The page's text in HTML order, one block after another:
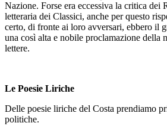
Nazione. Forse era eccessiva la critica dei
letteraria dei Classici, anche per questo
certo, di fronte ai loro avversari, ebbero il
una così alta e nobile proclamazione della
lettere.
Le Poesie Liriche
Delle poesie liriche del Costa prendiamo
politiche.